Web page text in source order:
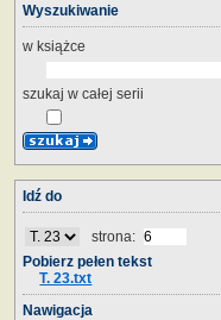
Wyszukiwanie
w książce
szukaj w całej serii
Idź do
strona:
Pobierz pełen tekst
T. 23.txt
Nawigacja